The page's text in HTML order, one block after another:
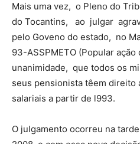
Mais uma vez, o Pleno do
do Tocantins, ao julgar
pelo Goveno do estado, no
93-ASSPMETO (Popular
unanimidade, que todos os
seus pensionista têem direito
salariais a partir de l993.
O julgamento ocorreu na